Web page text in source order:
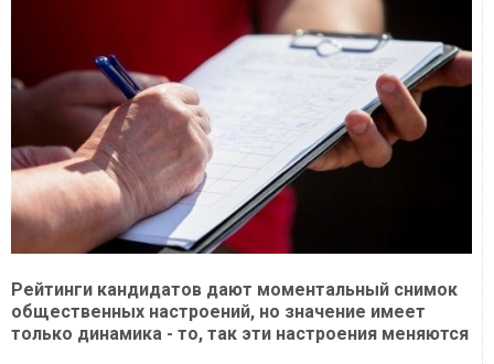
Рейтинги кандидатов дают моментальный снимок
общественных настроений, но значение имеет
только динамика - то, так эти настроения меняются